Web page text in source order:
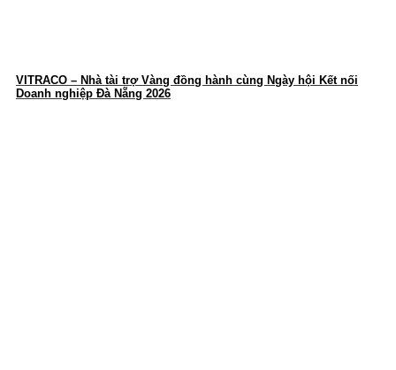
VITRACO – Nhà tài trợ Vàng đồng hành cùng Ngày hội Kết nối
Doanh nghiệp Đà Nẵng 2026